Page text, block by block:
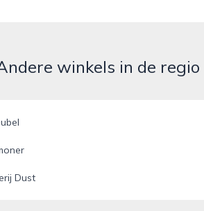
winkels in de regio
Dust